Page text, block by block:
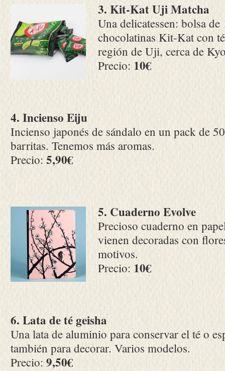
3. Kit-Kat Uji Matcha
Una delicatessen: bolsa
chocolatinas Kit-Kat con
región de Uji, cerca de
Precio: 10€
4. Incienso Eiju
Incienso japonés de sándalo en un pack de 50
barritas. Tenemos más aromas.
Precio: 5,90€
5. Cuaderno Evolve
Precioso cuaderno en
vienen decoradas con
motivos.
Precio: 10€
6. Lata de té geisha
Una lata de aluminio para conservar el té o
también para decorar. Varios modelos.
Precio: 9,50€